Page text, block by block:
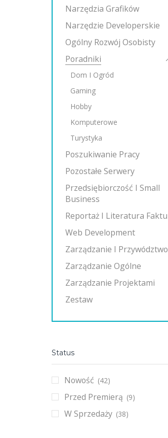
Narzędzia Grafików
Narzędzie Developerskie
Ogólny Rozwój Osobisty
Poradniki
Dom I Ogród
Gaming
Hobby
Komputerowe
Turystyka
Poszukiwanie Pracy
Pozostałe Serwery
Przedsiębiorczość I Small
Business
Reportaż I Literatura Faktu
Web Development
Zarządzanie I Przywództwo
Zarządzanie Ogólne
Zarządzanie Projektami
Zestaw
Status
Nowość (42)
Przed Premierą (9)
W Sprzedaży (38)